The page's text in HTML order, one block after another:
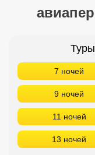
7 ночей
9 ночей
11 ночей
13 ночей